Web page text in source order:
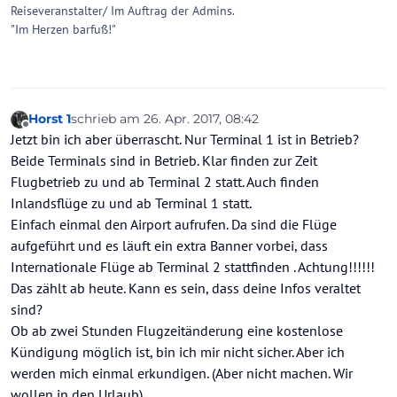
Reiseveranstalter/ Im Auftrag der Admins.
"Im Herzen barfuß!"
Offline
Horst 1schrieb am 26. Apr. 2017, 08:42
zuletzt editiert von
Jetzt bin ich aber überrascht. Nur Terminal 1 ist in Betrieb?
Beide Terminals sind in Betrieb. Klar finden zur Zeit
Flugbetrieb zu und ab Terminal 2 statt. Auch finden
Inlandsflüge zu und ab Terminal 1 statt.
Einfach einmal den Airport aufrufen. Da sind die Flüge
aufgeführt und es läuft ein extra Banner vorbei, dass
Internationale Flüge ab Terminal 2 stattfinden . Achtung!!!!!!
Das zählt ab heute. Kann es sein, dass deine Infos veraltet
sind?
Ob ab zwei Stunden Flugzeitänderung eine kostenlose
Kündigung möglich ist, bin ich mir nicht sicher. Aber ich
werden mich einmal erkundigen. (Aber nicht machen. Wir